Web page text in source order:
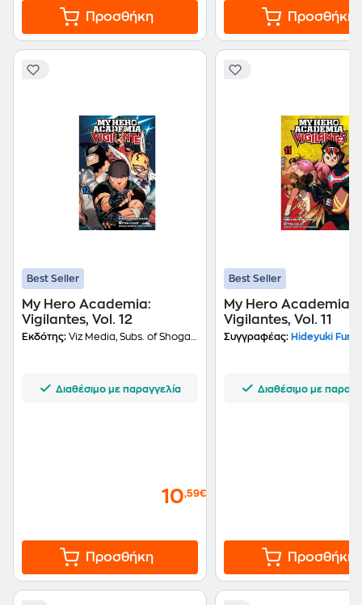
Προσθήκη Προσθήκη
Best Seller
My Hero Academia:
Vigilantes, Vol. 12
Εκδότης: Viz Media, Subs. of Shogakukan Inc
Διαθέσιμο με παραγγελία
10,59€
Προσθήκη
Best Seller
My Hero Academia:
Vigilantes, Vol. 11
Συγγραφέας: Hideyuki
Διαθέσιμο με
Προσθήκη